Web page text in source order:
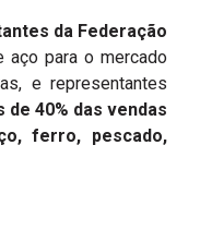
da Federação
aço para o mercado
e representantes
de 40% das vendas
ferro, pescado,